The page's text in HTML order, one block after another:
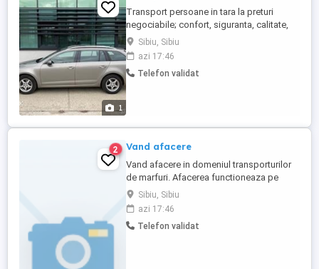
1
Transport persoane in tara la preturi
negociabile; confort, siguranta, calitate,
cu auto Skoda Oktavia 2017
Sibiu, Sibiu
azi 17:46
Telefon validat
2 Vand afacere
Vand afacere in domeniul transporturilor
de marfuri. Afacerea functioneaza pe
baza de contracte.Masinile circula zilnic.
Masinile sunt functionale, doua dintre ele
au reparatie capitala la motor, efectiv
motoare noi.
Sibiu, Sibiu
azi 17:46
Telefon validat